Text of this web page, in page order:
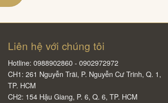
Liên hệ với chúng tôi
Hotline: 0988902860 - 0902972972
CH1: 261 Nguyễn Trãi, P. Nguyễn Cư Trinh, Q. 1,
TP. HCM
CH2: 154 Hậu Giang, P. 6, Q. 6, TP. HCM